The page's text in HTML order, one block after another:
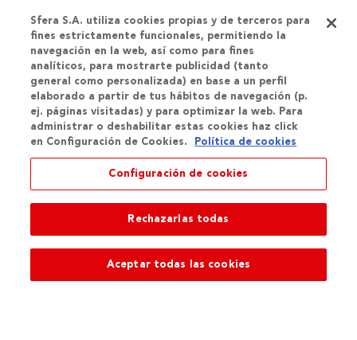
Aceptar
Continuar
Tu cuenta te da acceso a todas nuestras tiendas y servicios
Sfera S.A. utiliza cookies propias y de terceros para
fines estrictamente funcionales, permitiendo la
navegación en la web, así como para fines
analíticos, para mostrarte publicidad (tanto
general como personalizada) en base a un perfil
elaborado a partir de tus hábitos de navegación (p.
ej. páginas visitadas) y para optimizar la web. Para
administrar o deshabilitar estas cookies haz click
en Configuración de Cookies.
Política de cookies
Configuración de cookies
Rechazarlas todas
Aceptar todas las cookies